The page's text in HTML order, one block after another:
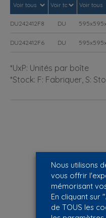
DU242412F8 DU
DU242412F6 DU
*UxP: Unités par boîte
*Stock: F: Fabriquer, S:
Nous utilisons
vous offrir
mémorisant
En cliquant sur
de TOUS les